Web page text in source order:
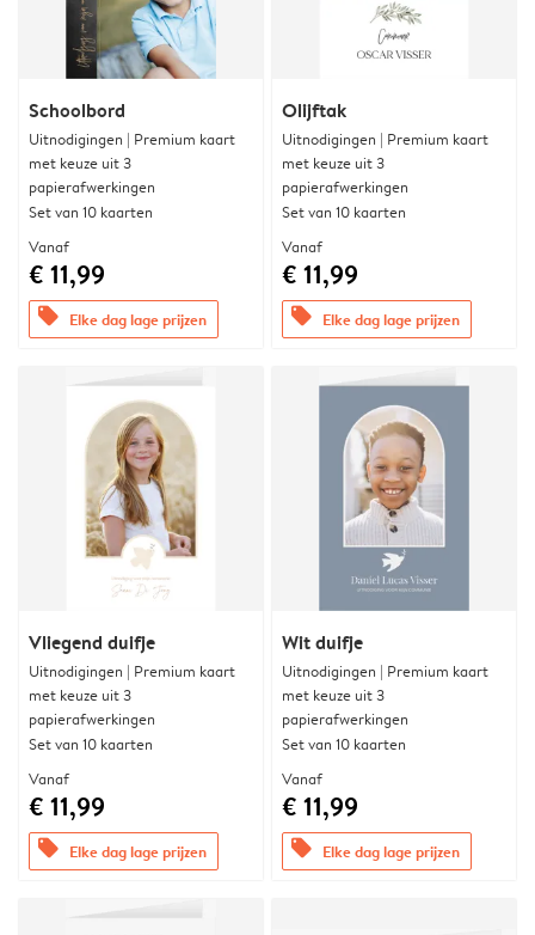
Schoolbord
Uitnodigingen | Premium kaart
met keuze uit 3
papierafwerkingen
Set van 10 kaarten
Vanaf
€ 11,99
offers Elke dag lage prijzen
Olijftak
Uitnodigingen | Premium kaart
met keuze uit 3
papierafwerkingen
Set van 10 kaarten
Vanaf
€ 11,99
offers Elke dag lage prijzen
Vliegend duifje
Uitnodigingen | Premium kaart
met keuze uit 3
papierafwerkingen
Set van 10 kaarten
Vanaf
€ 11,99
offers Elke dag lage prijzen
Wit duifje
Uitnodigingen | Premium kaart
met keuze uit 3
papierafwerkingen
Set van 10 kaarten
Vanaf
€ 11,99
offers Elke dag lage prijzen